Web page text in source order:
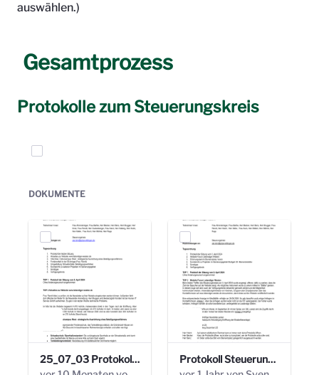
auswählen.)
Gesamtprozess
Protokolle zum Steuerungskreis
Elemente auswählen
DOKUMENTE
25_07_03 Protokoll Steuerungskreis.pdf
Protokoll Steuerungskreis_06.02.2025 .pdf